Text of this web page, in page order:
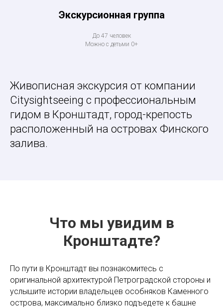
Экскурсионная группа
До 47 человек
Можно с детьми 0+
Живописная экскурсия от компании
Citysightseeing с профессиональным
гидом в Кронштадт, город-крепость
расположенный на островах Финского
залива.
Что мы увидим в
Кронштадте?
По пути в Кронштадт вы познакомитесь с
оригинальной архитектурой Петроградской стороны и
услышите истории владельцев особняков Каменного
острова, максимально близко подъедете к башне